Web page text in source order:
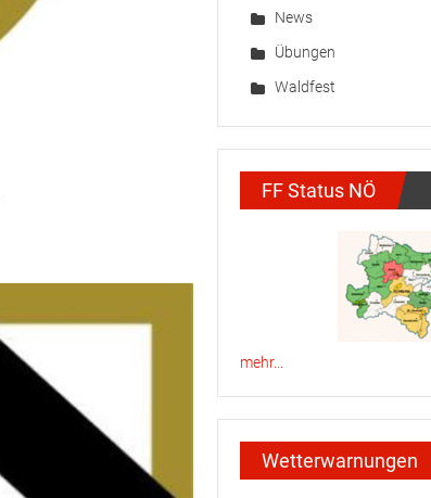
News
Übungen
Waldfest
FF Status NÖ
mehr...
Wetterwarnungen